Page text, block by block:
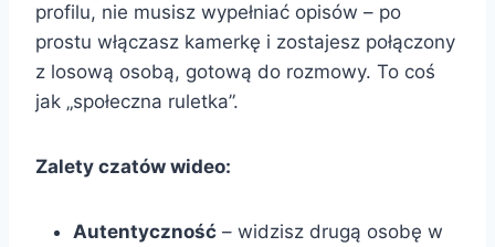
profilu, nie musisz wypełniać opisów – po
prostu włączasz kamerkę i zostajesz połączony
z losową osobą, gotową do rozmowy. To coś
jak „społeczna ruletka”.
Zalety czatów wideo:
Autentyczność – widzisz drugą osobę w